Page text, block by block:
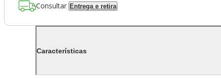
Consultar Entrega e retira
Características